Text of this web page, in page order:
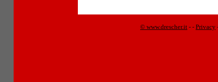
© www.drescher.it - - Privacy